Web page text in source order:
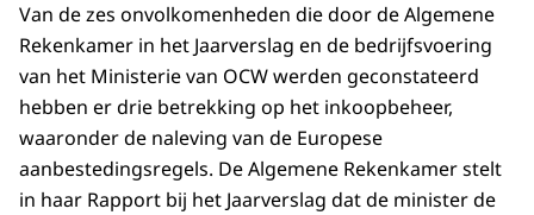
Van de zes onvolkomenheden die door de Algemene
Rekenkamer in het Jaarverslag en de bedrijfsvoering
van het Ministerie van OCW werden geconstateerd
hebben er drie betrekking op het inkoopbeheer,
waaronder de naleving van de Europese
aanbestedingsregels. De Algemene Rekenkamer stelt
in haar Rapport bij het Jaarverslag dat de minister de